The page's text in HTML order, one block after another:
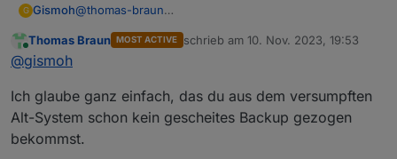
G Gismoh@thomas-braun
Online
Thomas Braun MOST ACTIVE schrieb am 10. Nov. 2023, 19:53
zuletzt editiert von
@gismoh
Ich glaube ganz einfach, das du aus dem versumpften
Alt-System schon kein gescheites Backup gezogen
bekommst.